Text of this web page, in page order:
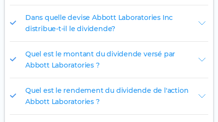
Dans quelle devise Abbott Laboratories Inc
distribue-t-il le dividende?
Quel est le montant du dividende versé par
Abbott Laboratories ?
Quel est le rendement du dividende de l'action
Abbott Laboratories ?